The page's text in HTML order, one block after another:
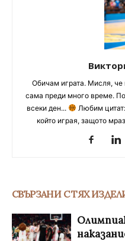
Обичам играта. Мисля, че
сама преди много време.
всеки ден...
Любим
който играя, защото
СВЪРЗАНИ С ТЯХ